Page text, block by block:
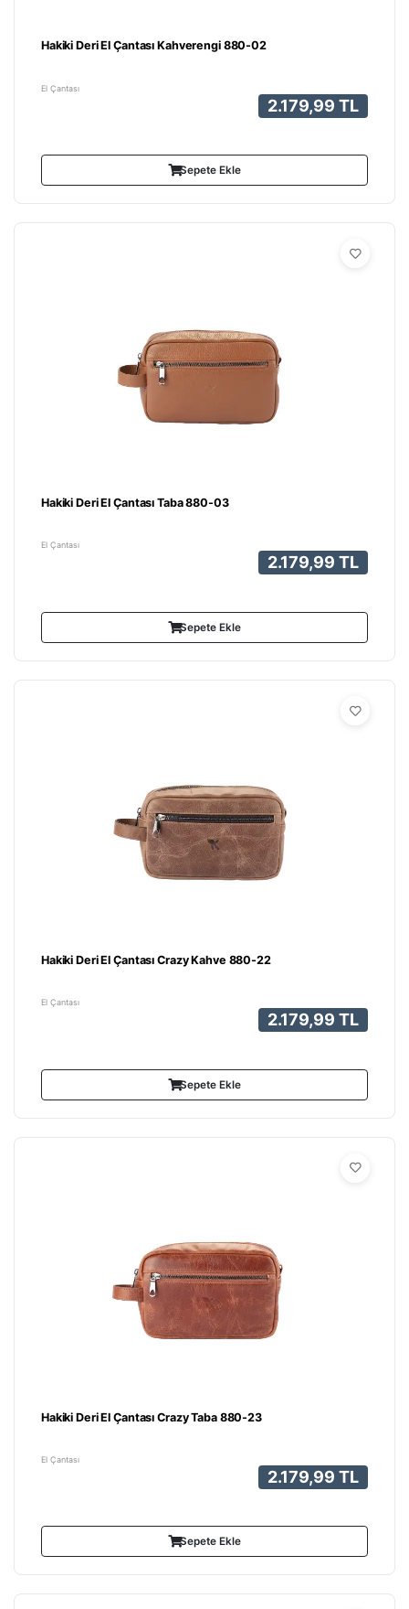
Hakiki Deri El Çantası Kahverengi 880-02
El Çantası
2.179,99 TL
Sepete Ekle
Hakiki Deri El Çantası Taba 880-03
El Çantası
2.179,99 TL
Sepete Ekle
Hakiki Deri El Çantası Crazy Kahve 880-22
El Çantası
2.179,99 TL
Sepete Ekle
Hakiki Deri El Çantası Crazy Taba 880-23
El Çantası
2.179,99 TL
Sepete Ekle